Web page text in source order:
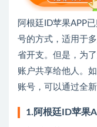
阿根廷ID苹果APP
号的方式，适用于
省开支。但是，为
账户共享给他人。
账号，可以通过全
1.阿根廷ID苹果